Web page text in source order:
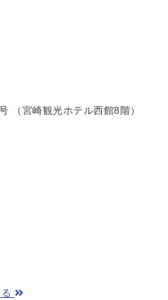
（宮崎観光ホテル西館8階）